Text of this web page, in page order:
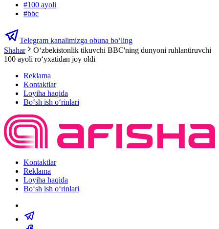
#100 ayoli
#bbc
Telegram kanalimizga obuna bo‘ling
Shahar
Oʻzbekistonlik tikuvchi BBC'ning dunyoni ruhlantiruvchi
100 ayoli roʻyxatidan joy oldi
Reklama
Kontaktlar
Loyiha haqida
Bo‘sh ish o‘rinlari
Kontaktlar
Reklama
Loyiha haqida
Bo‘sh ish o‘rinlari